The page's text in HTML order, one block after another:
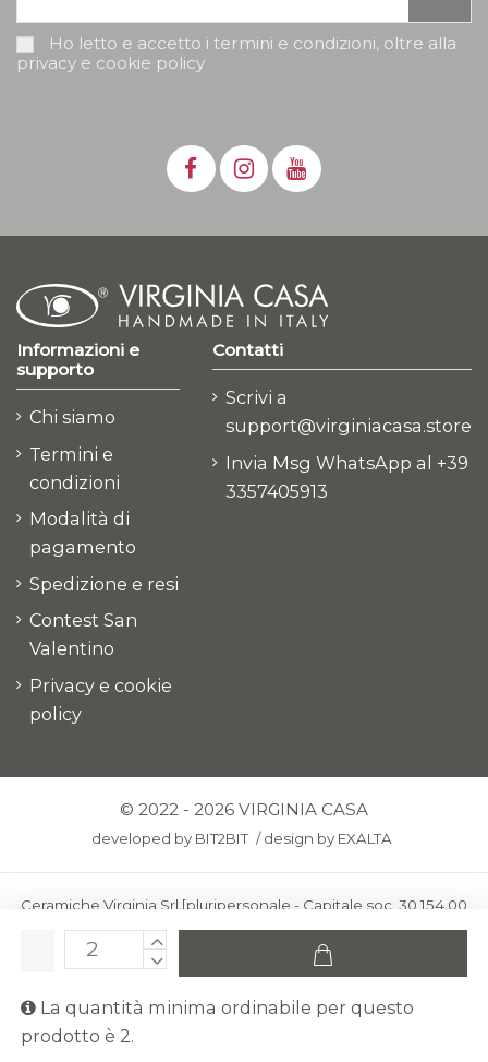
La quantità minima ordinabile per questo
prodotto è 2.
Ho letto e accetto i termini e condizioni, oltre alla
privacy e cookie policy
Informazioni e
supporto
Chi siamo
Termini e
condizioni
Modalità di
pagamento
Spedizione e resi
Contest San
Valentino
Privacy e cookie
policy
Contatti
Scrivi a
support@virginiacasa.store
Invia Msg WhatsApp al +39
3357405913
© 2022 - 2026 VIRGINIA CASA
developed by BIT2BIT /design by EXALTA
Ceramiche Virginia Srl [pluripersonale - Capitale soc. 30.154,00
euro i.v.] - Via Virginio 378 – 50025 Montespertoli, loc. Anselmo
ceramichevirginia@pec.it